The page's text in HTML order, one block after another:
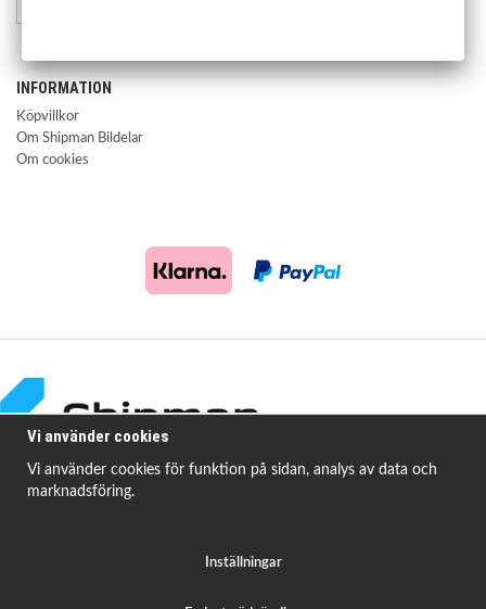
INFORMATION
Köpvillkor
Om Shipman Bildelar
Om cookies
vanligt förekommande fordonsproblem.
Vi använder cookies
Vi använder cookies för funktion på sidan, analys av data och
marknadsföring.
Inställningar